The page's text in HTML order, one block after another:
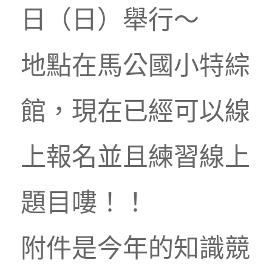
日（日）舉行～
地點在馬公國小特綜
館，現在已經可以線
上報名並且練習線上
題目嘍！！
附件是今年的知識競